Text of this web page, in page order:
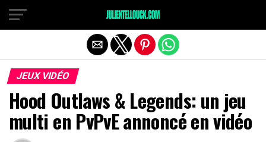
JEUX VIDÉO
Hood Outlaws & Legends: un jeu
multi en PvPvE annoncé en vidéo